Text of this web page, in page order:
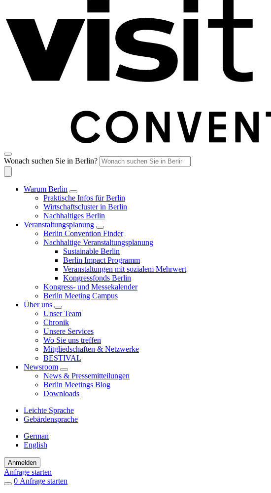
Wonach suchen Sie in Berlin?
Warum Berlin
Praktische Infos für Berlin
Wirtschaftscluster in Berlin
Nachhaltiges Berlin
Veranstaltungsplanung
Berlin Convention Finder
Nachhaltige Veranstaltungsplanung
Sustainable Berlin
Berlin Impact Programm
Veranstaltungen mit sozialem Mehrwert
Kongressfonds Berlin
Kongress- und Messekalender
Berlin Meeting Campus
Über uns
Unser Team
Chronik
Unsere Services
Wo Sie uns treffen
Mitgliedschaften & Netzwerke
BESTIVAL
Newsroom
News & Pressemitteilungen
Berlin Meetings Blog
Downloads
Leichte Sprache
Gebärdensprache
German
English
Anmelden
Anfrage starten
0 Einträge
Anfrage starten